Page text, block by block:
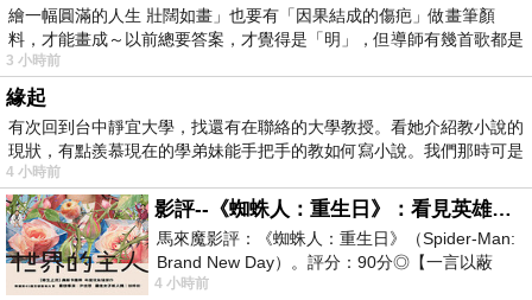
繪一幅圓滿的人生 壯闊如畫」也要有「因果結成的傷疤」做畫筆顏
料，才能畫成～以前總要答案，才覺得是「明」，但導師有幾首歌都是
在教
3 小時前
緣起
有次回到台中靜宜大學，找還有在聯絡的大學教授。看她介紹教小說的
現狀，有點羨慕現在的學弟妹能手把手的教如何寫小說。我們那時可是
4 小時前
影評--《蜘蛛人：重生日》：看見英雄的孤獨與重生
馬來魔影評：《蜘蛛人：重生日》（Spider-Man:
Brand New Day）。評分：90分◎【一言以蔽
之】：一個失去一切的英雄，學會放下孤獨、
4 小時前